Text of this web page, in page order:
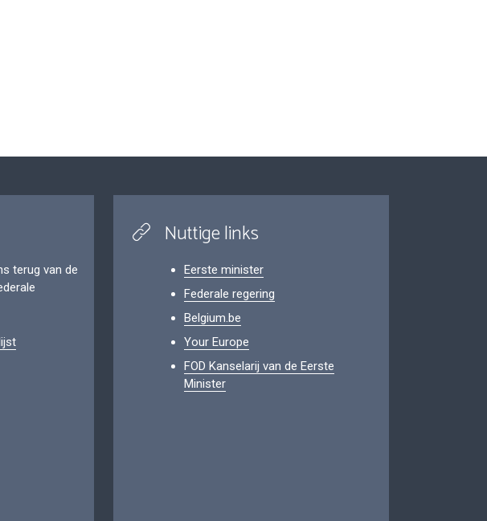
terug van de
Nuttige links
Eerste minister
Federale regering
Belgium.be
Your Europe
FOD Kanselarij van de Eerste
Minister